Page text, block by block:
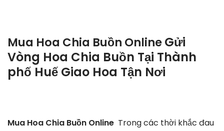
Mua Hoa Chia Buồn OnlineGửi
Vòng Hoa Chia Buồn Tại Thành
phố Huế Giao Hoa Tận Nơi
Mua Hoa Chia Buồn Online Trong các thời khắc đau